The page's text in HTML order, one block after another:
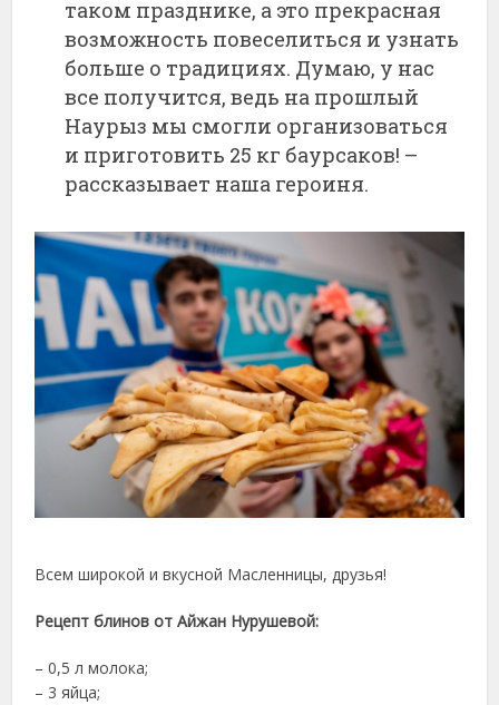
таком празднике, а это прекрасная
возможность повеселиться и узнать
больше о традициях. Думаю, у нас
все получится, ведь на прошлый
Наурыз мы смогли организоваться
и приготовить 25 кг баурсаков! –
рассказывает наша героиня.
Всем широкой и вкусной Масленницы, друзья!
Рецепт блинов от Айжан Нурушевой:
– 0,5 л молока;
– 3 яйца;